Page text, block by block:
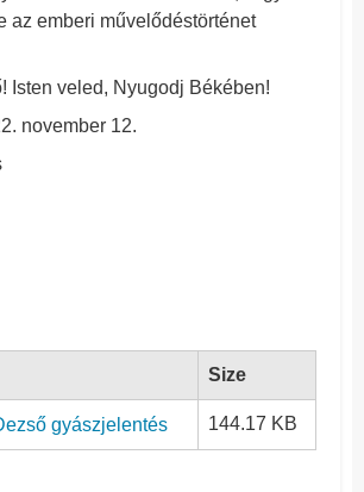
az emberi művelődéstörténet
Isten veled, Nyugodj Békében!
november 12.
Size
gyászjelentés 144.17 KB